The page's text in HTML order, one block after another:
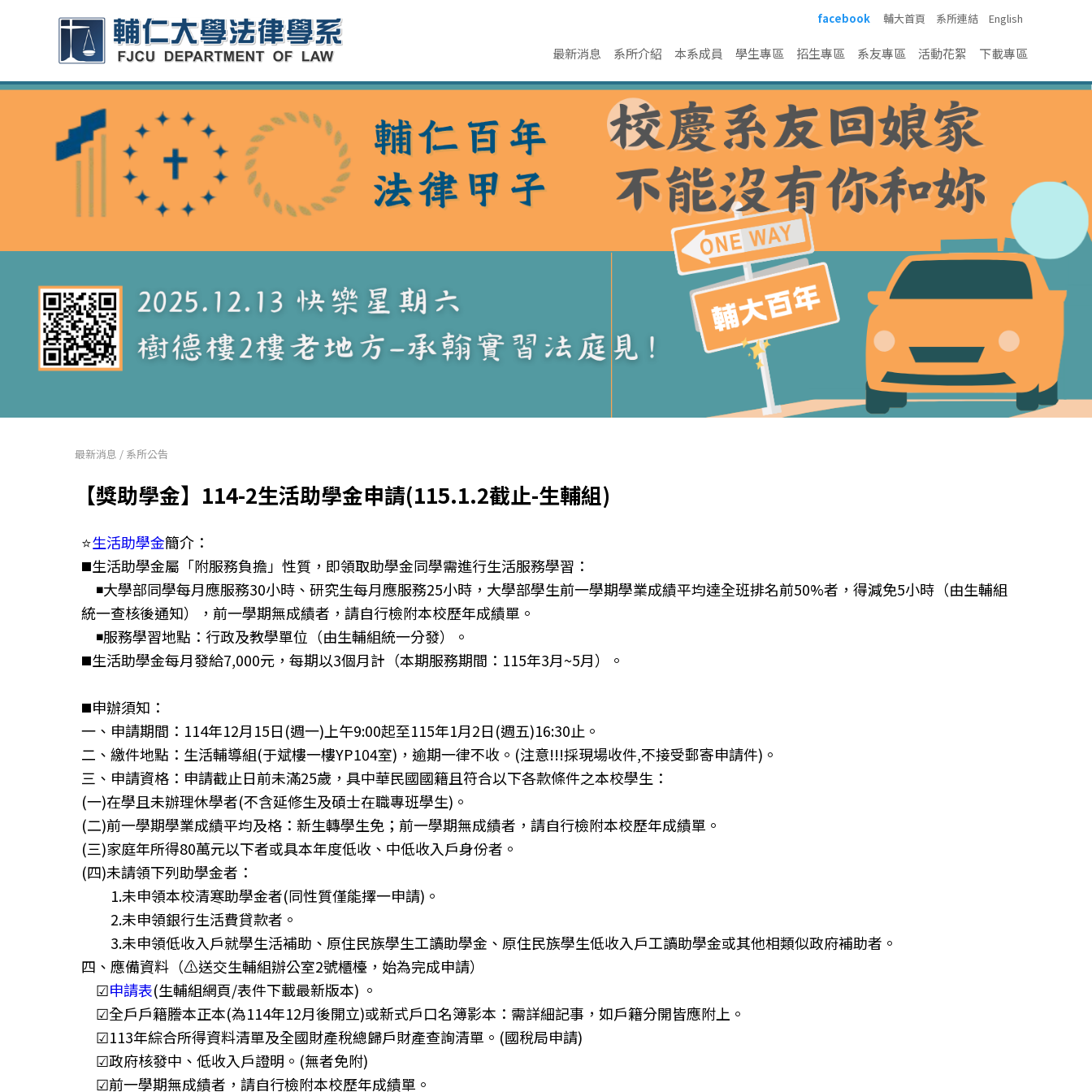
facebook 輔大首頁 系所連結 English
最新消息 系所介紹 本系成員 學生專區 招生專區 系友專區 活動花絮 下載專區
最新消息 / 系所公告
【獎助學金】114-2生活助學金申請(115.1.2截止-生輔組)
⭐生活助學金簡介：
◼️生活助學金屬「附服務負擔」性質，即領取助學金同學需進行生活服務學習：
◾大學部同學每月應服務30小時、研究生每月應服務25小時，大學部學生前一學期學業成績平均達全班排名前50%者，得減免5小時（由生輔組
統一查核後通知），前一學期無成績者，請自行檢附本校歷年成績單。
◾服務學習地點：行政及教學單位（由生輔組統一分發）。
◼️生活助學金每月發給7,000元，每期以3個月計（本期服務期間：115年3月~5月）。
◼️申辦須知：
一、申請期間：114年12月15日(週一)上午9:00起至115年1月2日(週五)16:30止。
二、繳件地點：生活輔導組(于斌樓一樓YP104室)，逾期一律不收。(注意!!!採現場收件,不接受郵寄申請件)。
三、申請資格：申請截止日前未滿25歲，具中華民國國籍且符合以下各款條件之本校學生：
(一)在學且未辦理休學者(不含延修生及碩士在職專班學生)。
(二)前一學期學業成績平均及格：新生轉學生免；前一學期無成績者，請自行檢附本校歷年成績單。
(三)家庭年所得80萬元以下者或具本年度低收、中低收入戶身份者。
(四)未請領下列助學金者：
1.未申領本校清寒助學金者(同性質僅能擇一申請)。
2.未申領銀行生活費貸款者。
3.未申領低收入戶就學生活補助、原住民族學生工讀助學金、原住民族學生低收入戶工讀助學金或其他相類似政府補助者。
四、應備資料（⚠️送交生輔組辦公室2號櫃檯，始為完成申請）
☑申請表(生輔組網頁/表件下載最新版本) 。
☑全戶戶籍謄本正本(為114年12月後開立)或新式戶口名簿影本：需詳細記事，如戶籍分開皆應附上。
☑113年綜合所得資料清單及全國財產稅總歸戶財產查詢清單。(國稅局申請)
☑政府核發中、低收入戶證明。(無者免附)
☑前一學期無成績者，請自行檢附本校歷年成績單。